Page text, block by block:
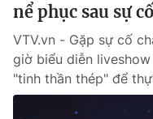
nể phục sau sự
VTV.vn - Gặp sự cố
giờ biểu diễn
"tinh thần thép" để